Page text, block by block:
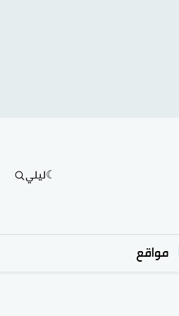
ليلي
مواقع